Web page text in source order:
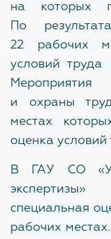
Общие вопросы
Экспертиза
Проверка
По заключенным
Нормативные
противодействия
на которых
По
22 рабочих
условий труда
и охраны
местах
оценка
В ГАУ СО
специальная
рабочих